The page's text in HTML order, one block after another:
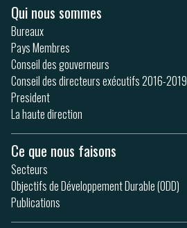
Qui nous sommes
Bureaux
Pays Membres
Conseil des gouverneurs
Conseil des directeurs exécutifs 2016-2019
President
La haute direction
Ce que nous faisons
Secteurs
Objectifs de Développement Durable (ODD)
Publications